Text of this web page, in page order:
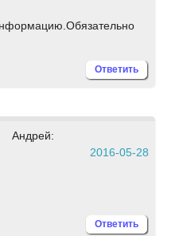
Ответить
Андрей:
2016-05-28
Ответить